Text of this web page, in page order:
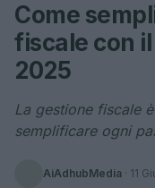
Come
fiscale con
2025
La gestione fiscale
semplificare ogni
AiAdhubMedia · 11